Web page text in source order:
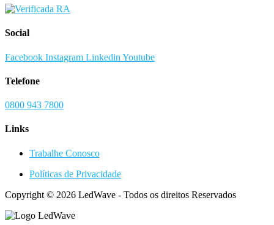
Social
Facebook Instagram Linkedin Youtube
Telefone
0800 943 7800
Links
Trabalhe Conosco
Políticas de Privacidade
Copyright © 2026 LedWave - Todos os direitos Reservados